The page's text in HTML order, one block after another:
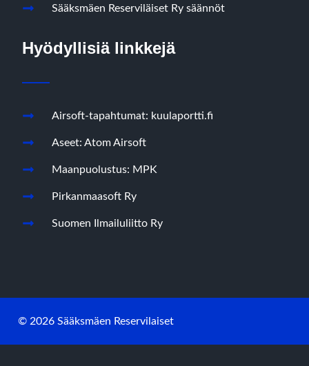
Sääksmäen Reserviläiset Ry säännöt
Hyödyllisiä linkkejä
Airsoft-tapahtumat: kuulaportti.fi
Aseet: Atom Airsoft
Maanpuolustus: MPK
Pirkanmaasoft Ry
Suomen Ilmailuliitto Ry
© 2026 Sääksmäen Reservilaiset